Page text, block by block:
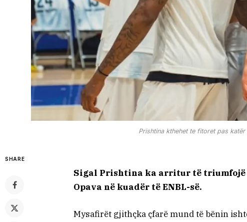
Prishtina kthehet te fitoret pas katër
SHARE
Sigal Prishtina ka arritur të triumfojë
Opava në kuadër të ENBL-së.
Mysafirët gjithçka çfarë mund të bënin